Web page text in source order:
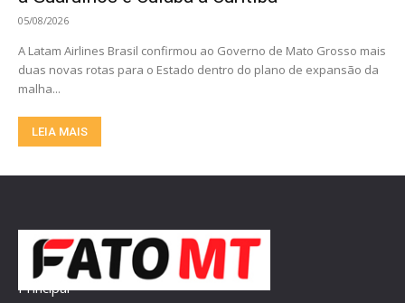
05/08/2026
A Latam Airlines Brasil confirmou ao Governo de Mato Grosso mais
duas novas rotas para o Estado dentro do plano de expansão da
malha...
LEIA MAIS
Principal